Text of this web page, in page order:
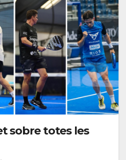
sobre totes les